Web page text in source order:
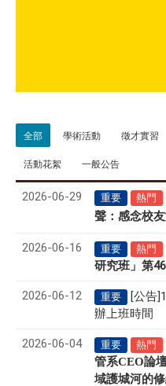
全部 學術活動 徵才實習
活動花絮 一般公告
2026-06-29 重要 熱門
聲 ： 感念校
2026-06-16 重要 熱門
研究班」第
2026-06-12 重要
[公告
辦上班時間
2026-06-04 重要 熱門
管系CEO論
域護城河的